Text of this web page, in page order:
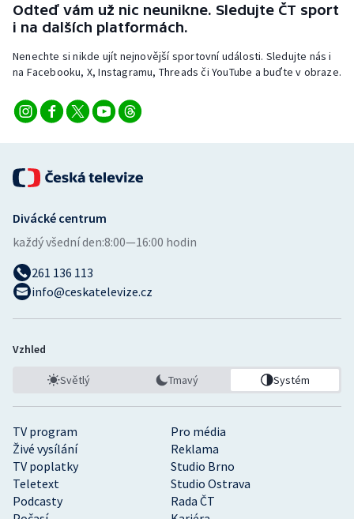
Odteď vám už nic neunikne. Sledujte ČT sport
i na dalších platformách.
Nenechte si nikde ujít nejnovější sportovní události. Sledujte nás i
na Facebooku, X, Instagramu, Threads či YouTube a buďte v obraze.
TV program
Pro média
Živé vysílání
Reklama
TV poplatky
Studio Brno
Teletext
Studio Ostrava
Podcasty
Rada ČT
Divácké centrum
každý všední den:8:00—16:00 hodin
261 136 113
info@ceskatelevize.cz
Vzhled
Světlý Tmavý Systém